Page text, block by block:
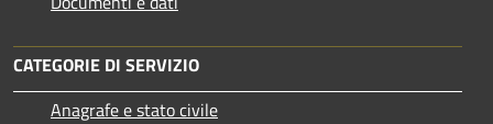
CATEGORIE DI SERVIZIO
Anagrafe e stato civile